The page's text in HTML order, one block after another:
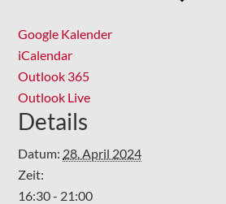
Google Kalender
iCalendar
Outlook 365
Outlook Live
Details
Datum: 28. April 2024
Zeit:
16:30 - 21:00